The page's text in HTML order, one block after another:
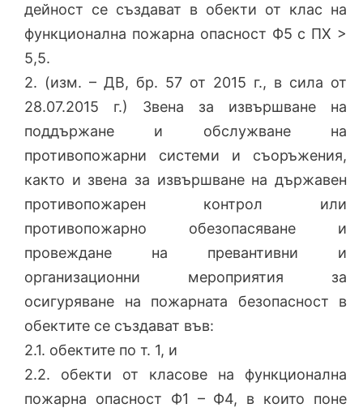
дейност се създават в обекти от клас на
функционална пожарна опасност Ф5 с ПХ >
5,5.
2. (изм. – ДВ, бр. 57 от 2015 г., в сила от
28.07.2015 г.) Звена за извършване на
поддържане и обслужване на
противопожарни системи и съоръжения,
както и звена за извършване на държавен
противопожарен контрол или
противопожарно обезопасяване и
провеждане на превантивни и
организационни мероприятия за
осигуряване на пожарната безопасност в
обектите се създават във:
2.1. обектите по т. 1, и
2.2. обекти от класове на функционална
пожарна опасност Ф1 – Ф4, в които поне